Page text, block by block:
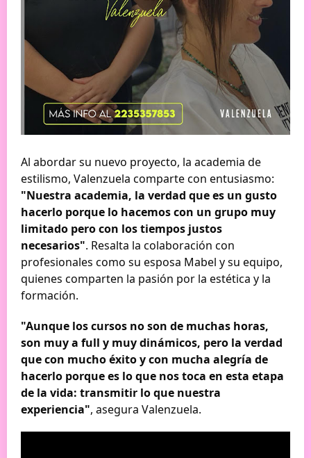
Al abordar su nuevo proyecto, la academia de
estilismo, Valenzuela comparte con entusiasmo:
"Nuestra academia, la verdad que es un gusto
hacerlo porque lo hacemos con un grupo muy
limitado pero con los tiempos justos
necesarios". Resalta la colaboración con
profesionales como su esposa Mabel y su equipo,
quienes comparten la pasión por la estética y la
formación.
"Aunque los cursos no son de muchas horas,
son muy a full y muy dinámicos, pero la verdad
que con mucho éxito y con mucha alegría de
hacerlo porque es lo que nos toca en esta etapa
de la vida: transmitir lo que nuestra
experiencia", asegura Valenzuela.